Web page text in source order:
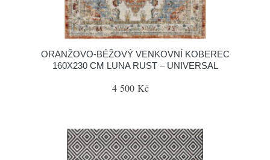
ORANŽOVO-BÉŽOVÝ VENKOVNÍ KOBEREC
160X230 CM LUNA RUST – UNIVERSAL
4 500 Kč